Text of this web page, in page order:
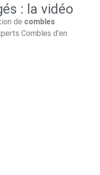
: la vidéo
de combles
Combles d’en